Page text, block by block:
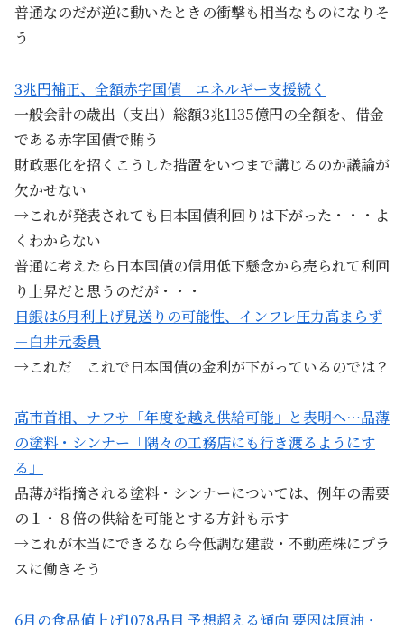
普通なのだが逆に動いたときの衝撃も相当なものになりそ
う
3兆円補正、全額赤字国債 エネルギー支援続く
一般会計の歳出（支出）総額3兆1135億円の全額を、借金
である赤字国債で賄う
財政悪化を招くこうした措置をいつまで講じるのか議論が
欠かせない
→これが発表されても日本国債利回りは下がった・・・よ
くわからない
普通に考えたら日本国債の信用低下懸念から売られて利回
り上昇だと思うのだが・・・
日銀は6月利上げ見送りの可能性、インフレ圧力高まらず
－白井元委員
→これだ これで日本国債の金利が下がっているのでは？
高市首相、ナフサ「年度を越え供給可能」と表明へ…品薄
の塗料・シンナー「隅々の工務店にも行き渡るようにす
る」
品薄が指摘される塗料・シンナーについては、例年の需要
の１・８倍の供給を可能とする方針も示す
→これが本当にできるなら今低調な建設・不動産株にプラ
スに働きそう
6月の食品値上げ1078品目 予想超える傾向 要因は原油・